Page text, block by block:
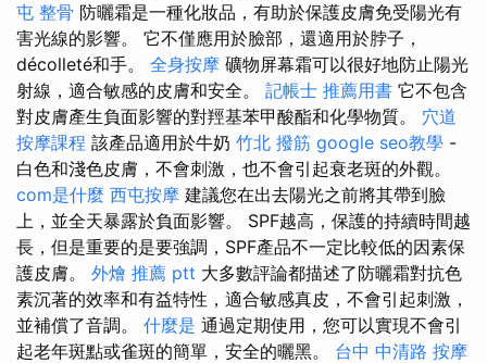
屯 整骨 防曬霜是一種化妝品，有助於保護皮膚免受陽光有
害光線的影響。 它不僅應用於臉部，還適用於脖子，
décolleté和手。 全身按摩 礦物屏幕霜可以很好地防止陽光
射線，適合敏感的皮膚和安全。 記帳士 推薦用書 它不包含
對皮膚產生負面影響的對羥基苯甲酸酯和化學物質。 穴道
按摩課程 該產品適用於牛奶 竹北 撥筋 google seo教學 -
白色和淺色皮膚，不會刺激，也不會引起衰老斑的外觀。
com是什麼 西屯按摩 建議您在出去陽光之前將其帶到臉
上，並全天暴露於負面影響。 SPF越高，保護的持續時間越
長，但是重要的是要強調，SPF產品不一定比較低的因素保
護皮膚。 外燴 推薦 ptt 大多數評論都描述了防曬霜對抗色
素沉著的效率和有益特性，適合敏感真皮，不會引起刺激，
並補償了音調。 什麼是 通過定期使用，您可以實現不會引
起老年斑點或雀斑的簡單，安全的曬黑。 台中 中清路 按摩